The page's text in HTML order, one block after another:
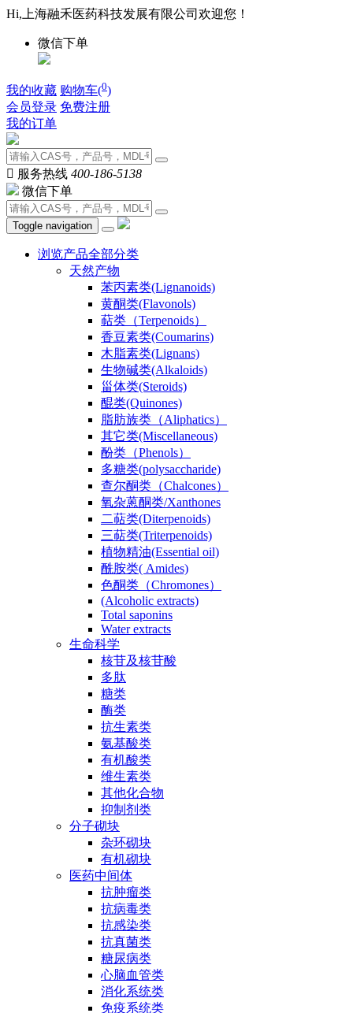
Hi,上海融禾医药科技发展有限公司欢迎您！
微信下单
我的收藏 购物车(0)
会员登录 免费注册
我的订单
 服务热线 400-186-5138
微信下单
Toggle navigation
浏览产品全部分类
天然产物
苯丙素类(Lignanoids)
黄酮类(Flavonols)
萜类（Terpenoids）
香豆素类(Coumarins)
木脂素类(Lignans)
生物碱类(Alkaloids)
甾体类(Steroids)
醌类(Quinones)
脂肪族类（Aliphatics）
其它类(Miscellaneous)
酚类（Phenols）
多糖类(polysaccharide)
查尔酮类（Chalcones）
氧杂蒽酮类/Xanthones
二萜类(Diterpenoids)
三萜类(Triterpenoids)
植物精油(Essential oil)
酰胺类( Amides)
色酮类（Chromones）
(Alcoholic extracts)
Total saponins
Water extracts
生命科学
核苷及核苷酸
多肽
糖类
酶类
抗生素类
氨基酸类
有机酸类
维生素类
其他化合物
抑制剂类
分子砌块
杂环砌块
有机砌块
医药中间体
抗肿瘤类
抗病毒类
抗感染类
抗真菌类
糖尿病类
心脑血管类
消化系统类
免疫系统类